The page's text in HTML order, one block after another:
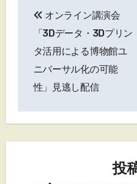
ナ
ビ
ー
オンライン講演会
「3Dデータ・3Dプリン
タ活用による博物館ユ
ニバーサル化の可能
性」見逃し配信
投